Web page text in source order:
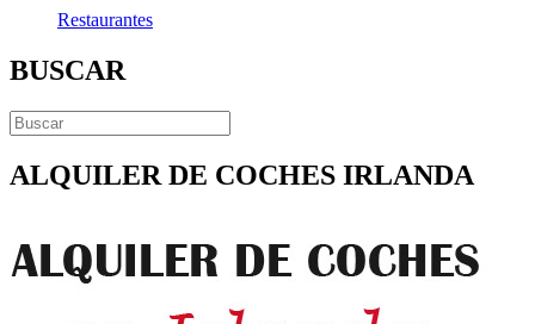
Restaurantes
BUSCAR
ALQUILER DE COCHES IRLANDA